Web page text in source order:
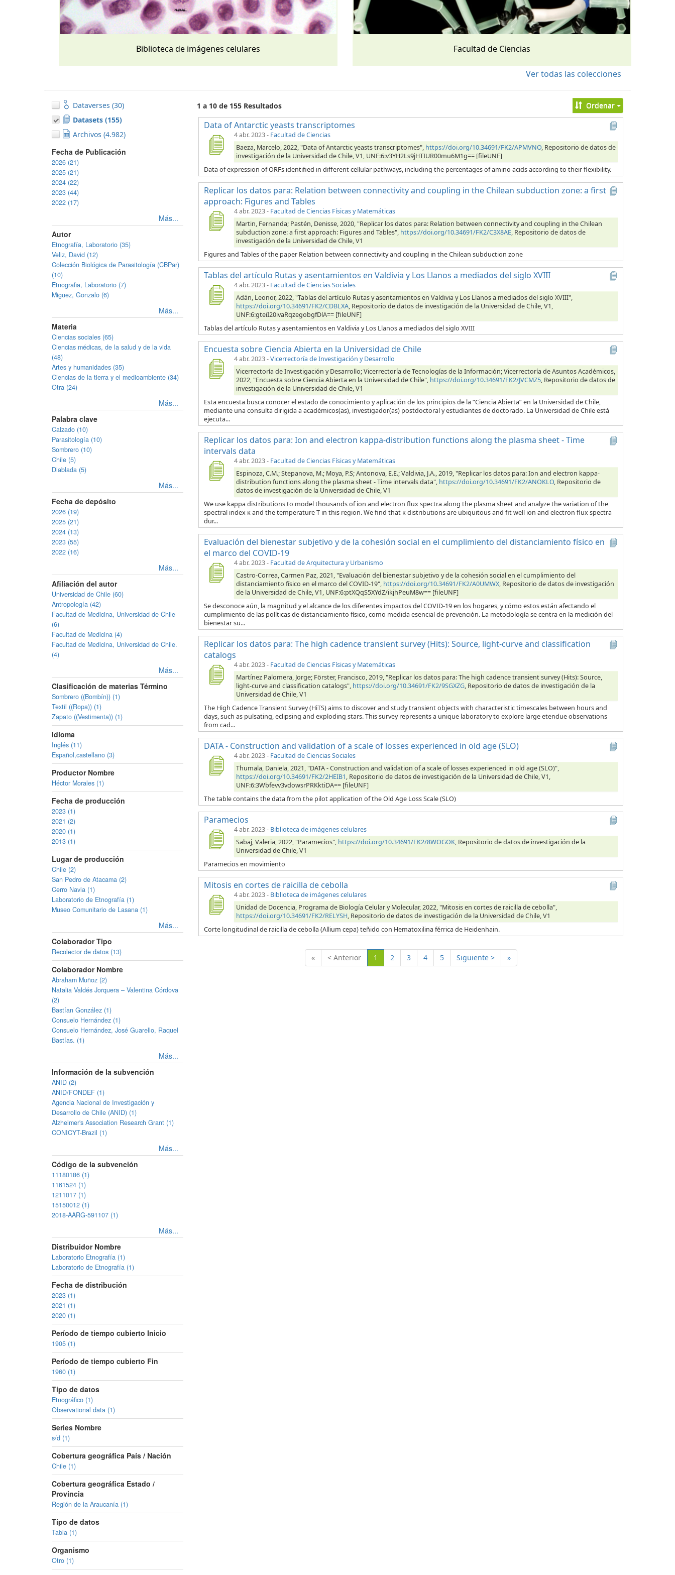
Biblioteca de imágenes celulares Facultad de Ciencias
Ver todas las colecciones
Dataverses (30)
Datasets (155)
Archivos (4.982)
Fecha de Publicación
2026 (21)
2025 (21)
2024 (22)
2023 (44)
2022 (17)
Más...
Autor
Etnografía, Laboratorio (35)
Veliz, David (12)
Colección Biológica de Parasitología (CBPar)
(10)
Etnografia, Laboratorio (7)
Miguez, Gonzalo (6)
Más...
Materia
Ciencias sociales (65)
Ciencias médicas, de la salud y de la vida
(48)
Artes y humanidades (35)
Ciencias de la tierra y el medioambiente (34)
Otra (24)
Más...
Palabra clave
Calzado (10)
Parasitología (10)
Sombrero (10)
Chile (5)
Diablada (5)
Más...
Fecha de depósito
2026 (19)
2025 (21)
2024 (13)
2023 (55)
2022 (16)
Más...
Afiliación del autor
Universidad de Chile (60)
Antropología (42)
Facultad de Medicina, Universidad de Chile
(6)
Facultad de Medicina (4)
Facultad de Medicina, Universidad de Chile.
(4)
Más...
Clasificación de materias Término
Sombrero ((Bombín)) (1)
Textil ((Ropa)) (1)
Zapato ((Vestimenta)) (1)
Idioma
Inglés (11)
Español,castellano (3)
Productor Nombre
Héctor Morales (1)
Fecha de producción
2023 (1)
2021 (2)
2020 (1)
2013 (1)
Lugar de producción
Chile (2)
San Pedro de Atacama (2)
Cerro Navia (1)
Laboratorio de Etnografía (1)
Museo Comunitario de Lasana (1)
Más...
Colaborador Tipo
Recolector de datos (13)
Colaborador Nombre
Abraham Muñoz (2)
Natalia Valdés Jorquera – Valentina Córdova
(2)
Bastían González (1)
Consuelo Hernández (1)
Consuelo Hernández, José Guarello, Raquel
Bastías. (1)
Más...
Información de la subvención
ANID (2)
ANID/FONDEF (1)
Agencia Nacional de Investigación y
Desarrollo de Chile (ANID) (1)
Alzheimer's Association Research Grant (1)
CONICYT-Brazil (1)
Más...
Código de la subvención
11180186 (1)
1161524 (1)
1211017 (1)
15150012 (1)
2018-AARG-591107 (1)
Más...
Distribuidor Nombre
Laboratorio Etnografía (1)
Laboratorio de Etnografía (1)
Fecha de distribución
2023 (1)
2021 (1)
2020 (1)
Período de tiempo cubierto Inicio
1905 (1)
Período de tiempo cubierto Fin
1960 (1)
Tipo de datos
Etnográfico (1)
Observational data (1)
Series Nombre
s/d (1)
Cobertura geográfica País / Nación
Chile (1)
Cobertura geográfica Estado /
Provincia
Región de la Araucanía (1)
Tipo de datos
Tabla (1)
Organismo
Otro (1)
1 a 10 de 155 Resultados Ordenar
Data of Antarctic yeasts transcriptomes
4 abr. 2023- Facultad de Ciencias
Baeza, Marcelo, 2022, "Data of Antarctic yeasts transcriptomes", https://doi.org/10.34691/FK2/APMVNO, Repositorio de datos de
investigación de la Universidad de Chile, V1, UNF:6:v3YH2Ls9jHTIUR00mu6M1g== [fileUNF]
Data of expression of ORFs identified in different cellular pathways, including the percentages of amino acids according to their flexibility.
Replicar los datos para: Relation between connectivity and coupling in the Chilean subduction zone: a first
approach: Figures and Tables
4 abr. 2023- Facultad de Ciencias Físicas y Matemáticas
Martin, Fernanda; Pastén, Denisse, 2020, "Replicar los datos para: Relation between connectivity and coupling in the Chilean
subduction zone: a first approach: Figures and Tables", https://doi.org/10.34691/FK2/C3X8AE, Repositorio de datos de
investigación de la Universidad de Chile, V1
Figures and Tables of the paper Relation between connectivity and coupling in the Chilean subduction zone
Tablas del artículo Rutas y asentamientos en Valdivia y Los Llanos a mediados del siglo XVIII
4 abr. 2023- Facultad de Ciencias Sociales
Adán, Leonor, 2022, "Tablas del artículo Rutas y asentamientos en Valdivia y Los Llanos a mediados del siglo XVIII",
https://doi.org/10.34691/FK2/CDBLXA, Repositorio de datos de investigación de la Universidad de Chile, V1,
UNF:6:gteiI20ivaRqzegobgfDlA== [fileUNF]
Tablas del artículo Rutas y asentamientos en Valdivia y Los Llanos a mediados del siglo XVIII
Encuesta sobre Ciencia Abierta en la Universidad de Chile
4 abr. 2023-Vicerrectoría de Investigación y Desarrollo
Vicerrectoría de Investigación y Desarrollo; Vicerrectoría de Tecnologías de la Información; Vicerrectoría de Asuntos Académicos,
2022, "Encuesta sobre Ciencia Abierta en la Universidad de Chile", https://doi.org/10.34691/FK2/JVCMZ5, Repositorio de datos de
investigación de la Universidad de Chile, V1
Esta encuesta busca conocer el estado de conocimiento y aplicación de los principios de la “Ciencia Abierta” en la Universidad de Chile,
mediante una consulta dirigida a académicos(as), investigador(as) postdoctoral y estudiantes de doctorado. La Universidad de Chile está
ejecuta...
Replicar los datos para: Ion and electron kappa-distribution functions along the plasma sheet - Time
intervals data
4 abr. 2023- Facultad de Ciencias Físicas y Matemáticas
Espinoza, C.M.; Stepanova, M.; Moya, P.S; Antonova, E.E.; Valdivia, J.A., 2019, "Replicar los datos para: Ion and electron kappa-
distribution functions along the plasma sheet - Time intervals data", https://doi.org/10.34691/FK2/ANOKLO, Repositorio de
datos de investigación de la Universidad de Chile, V1
We use kappa distributions to model thousands of ion and electron flux spectra along the plasma sheet and analyze the variation of the
spectral index κ and the temperature T in this region. We find that κ distributions are ubiquitous and fit well ion and electron flux spectra
dur...
Evaluación del bienestar subjetivo y de la cohesión social en el cumplimiento del distanciamiento físico en
el marco del COVID-19
4 abr. 2023- Facultad de Arquitectura y Urbanismo
Castro-Correa, Carmen Paz, 2021, "Evaluación del bienestar subjetivo y de la cohesión social en el cumplimiento del
distanciamiento físico en el marco del COVID-19", https://doi.org/10.34691/FK2/A0UMWX, Repositorio de datos de investigación
de la Universidad de Chile, V1, UNF:6:ptXQqS5XYdZ/ikjhPeuM8w== [fileUNF]
Se desconoce aún, la magnitud y el alcance de los diferentes impactos del COVID-19 en los hogares, y cómo estos están afectando el
cumplimiento de las políticas de distanciamiento físico, como medida esencial de prevención. La metodología se centra en la medición del
bienestar su...
Replicar los datos para: The high cadence transient survey (Hits): Source, light-curve and classification
catalogs
4 abr. 2023- Facultad de Ciencias Físicas y Matemáticas
Martínez Palomera, Jorge; Förster, Francisco, 2019, "Replicar los datos para: The high cadence transient survey (Hits): Source,
light-curve and classification catalogs", https://doi.org/10.34691/FK2/9SGXZG, Repositorio de datos de investigación de la
Universidad de Chile, V1
The High Cadence Transient Survey (HiTS) aims to discover and study transient objects with characteristic timescales between hours and
days, such as pulsating, eclipsing and exploding stars. This survey represents a unique laboratory to explore large etendue observations
from cad...
DATA - Construction and validation of a scale of losses experienced in old age (SLO)
4 abr. 2023- Facultad de Ciencias Sociales
Thumala, Daniela, 2021, "DATA - Construction and validation of a scale of losses experienced in old age (SLO)",
https://doi.org/10.34691/FK2/2HEIB1, Repositorio de datos de investigación de la Universidad de Chile, V1,
UNF:6:3Wbfevv3vdowsrPRKktiDA== [fileUNF]
The table contains the data from the pilot application of the Old Age Loss Scale (SLO)
Paramecios
4 abr. 2023- Biblioteca de imágenes celulares
Sabaj, Valeria, 2022, "Paramecios", https://doi.org/10.34691/FK2/8WOGOK, Repositorio de datos de investigación de la
Universidad de Chile, V1
Paramecios en movimiento
Mitosis en cortes de raicilla de cebolla
4 abr. 2023- Biblioteca de imágenes celulares
Unidad de Docencia, Programa de Biología Celular y Molecular, 2022, "Mitosis en cortes de raicilla de cebolla",
https://doi.org/10.34691/FK2/RELYSH, Repositorio de datos de investigación de la Universidad de Chile, V1
Corte longitudinal de raicilla de cebolla (Allium cepa) teñido con Hematoxilina férrica de Heidenhain.
« < Anterior 1 (Actual)
2 3 4 5 Siguiente > »